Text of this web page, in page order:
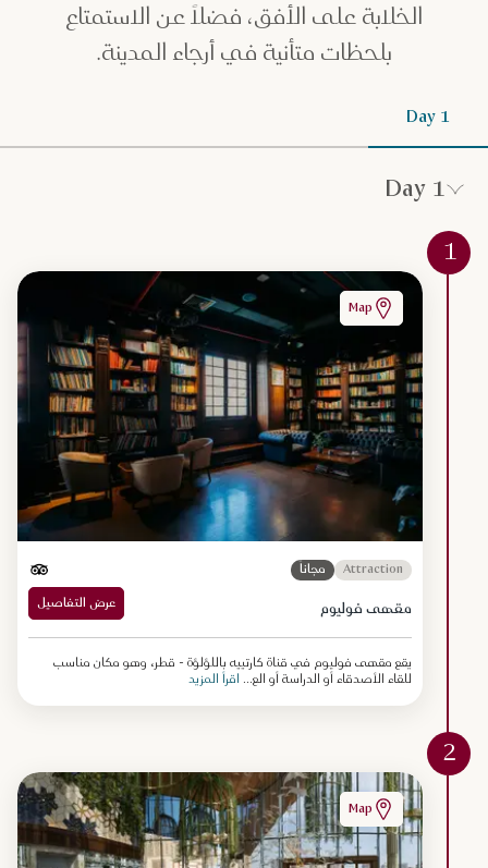
الخلابة على الأفق، فضلاً عن الاستمتاع
بلحظات متأنية في أرجاء المدينة.
Day 1
Day 1
1
Map
Attraction مجاناً
مقهى فوليوم عرض التفاصيل
يقع مقهى فوليوم في قناة كارتييه باللؤلؤة - قطر، وهو مكان مناسب
للقاء الأصدقاء أو الدراسة أو الع... اقرأ المزيد
2
Map